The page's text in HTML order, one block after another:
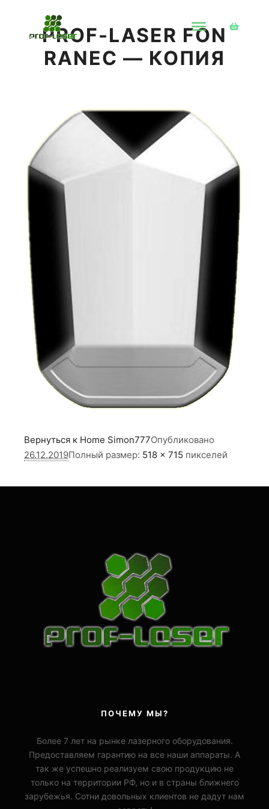
PROF-LASER FON
RANEC — КОПИЯ
Вернуться к Home Simon777Опубликовано
26.12.2019Полный размер: 518 × 715 пикселей
ПОЧЕМУ МЫ?
Более 7 лет на рынке лазерного оборудования.
Предоставляем гарантию на все наши аппараты. А
так же успешно реализуем свою продукцию не
только на территории РФ, но и в страны ближнего
зарубежья. Сотни довольных клиентов не дадут нам